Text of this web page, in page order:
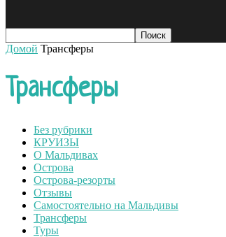
Домой Трансферы
Трансферы
Без рубрики
КРУИЗЫ
О Мальдивах
Острова
Острова-резорты
Отзывы
Самостоятельно на Мальдивы
Трансферы
Туры